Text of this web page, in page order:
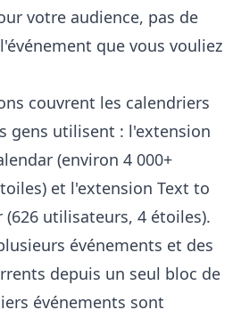
votre audience, pas de
que vous vouliez
couvrent les calendriers
gens utilisent : l'extension
(environ 4 000+
et l'extension Text to
(626 utilisateurs, 4 étoiles).
événements et des
depuis un seul bloc de
événements sont